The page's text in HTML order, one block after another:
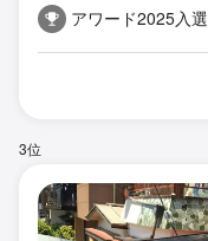
アワード2025入選
3位